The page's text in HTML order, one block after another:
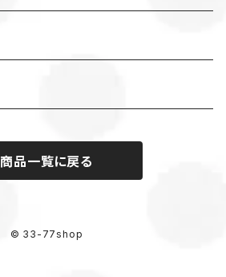
商品一覧に戻る
© 33-77shop